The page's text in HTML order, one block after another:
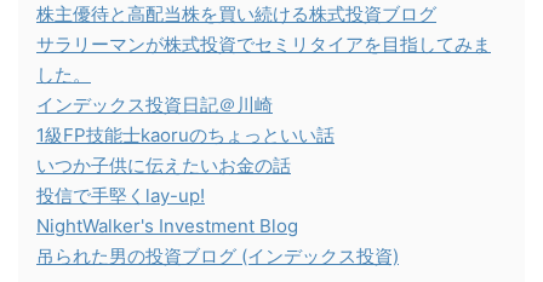
株主優待と高配当株を買い続ける株式投資ブログ
サラリーマンが株式投資でセミリタイアを目指してみま
した。
インデックス投資日記＠川崎
1級FP技能士kaoruのちょっといい話
いつか子供に伝えたいお金の話
投信で手堅くlay-up!
NightWalker's Investment Blog
吊られた男の投資ブログ (インデックス投資)